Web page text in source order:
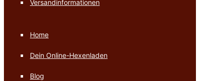
Versandinformationen
Home
Dein Online-Hexenladen
Blog